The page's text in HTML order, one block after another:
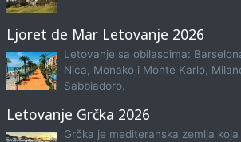
Ljoret de Mar Letovanje 2026
Letovanje sa obilascima:
Nica, Monako i Monte Karlo,
Sabbiadoro.
Letovanje Grčka 2026
Grčka je mediteranska zemlja